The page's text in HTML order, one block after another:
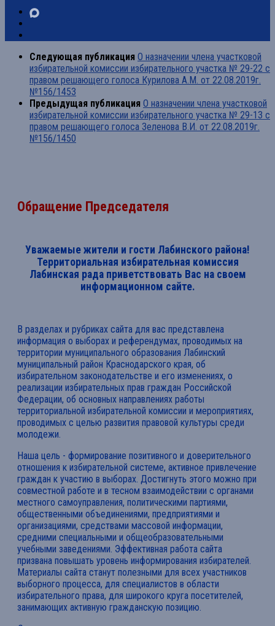
Следующая публикация О назначении члена участковой
избирательной комиссии избирательного участка № 29-22 с
правом решающего голоса Курилова А.М. от 22.08.2019г.
№156/1453
Предыдущая публикация О назначении члена участковой
избирательной комиссии избирательного участка № 29-13 с
правом решающего голоса Зеленова В.И. от 22.08.2019г.
№156/1450
Обращение Председателя
Уважаемые жители и гости Лабинского района!
Территориальная избирательная комиссия
Лабинская рада приветствовать Вас на своем
информационном сайте.
В разделах и рубриках сайта для вас представлена
информация о выборах и референдумах, проводимых на
территории муниципального образования Лабинский
муниципальный район Краснодарского края, об
избирательном законодательстве и его изменениях, о
реализации избирательных прав граждан Российской
Федерации, об основных направлениях работы
территориальной избирательной комиссии и мероприятиях,
проводимых с целью развития правовой культуры среди
молодежи.
Наша цель - формирование позитивного и доверительного
отношения к избирательной системе, активное привлечение
граждан к участию в выборах. Достигнуть этого можно при
совместной работе и в тесном взаимодействии с органами
местного самоуправления, политическими партиями,
общественными объединениями, предприятиями и
организациями, средствами массовой информации,
средними специальными и общеобразовательными
учебными заведениями. Эффективная работа сайта
призвана повышать уровень информирования избирателей.
Материалы сайта станут полезными для всех участников
выборного процесса, для специалистов в области
избирательного права, для широкого круга посетителей,
занимающих активную гражданскую позицию.